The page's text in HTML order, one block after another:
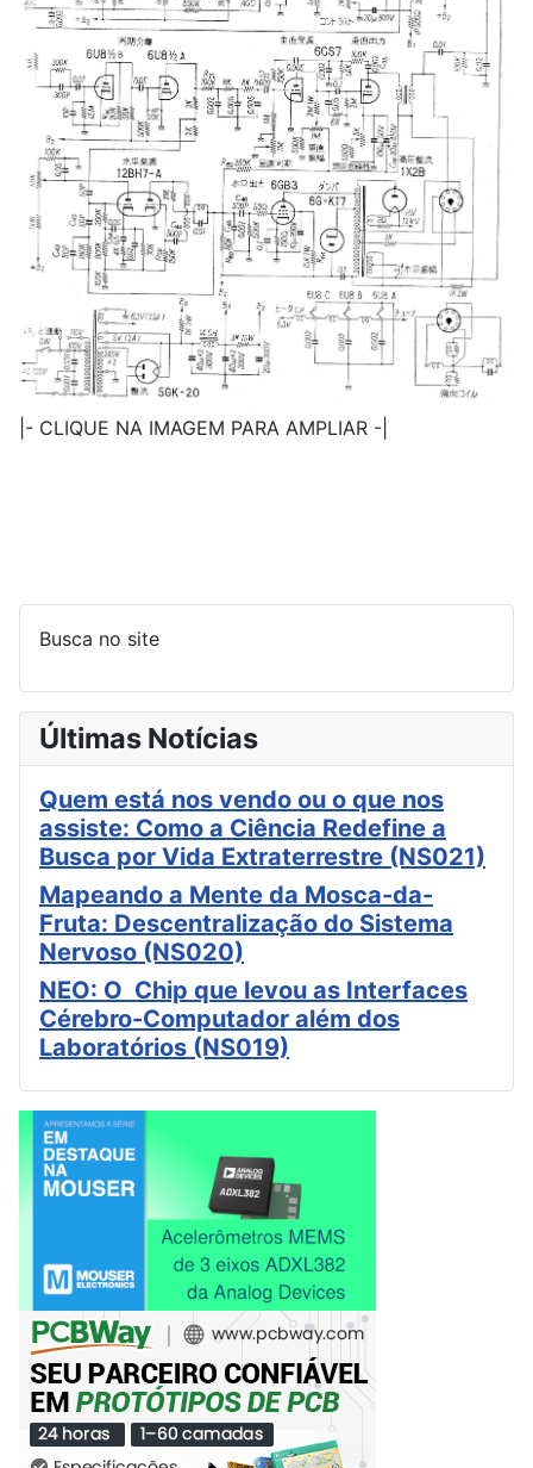
|- CLIQUE NA IMAGEM PARA AMPLIAR -|
Busca no site
Últimas Notícias
Quem está nos vendo ou o que nos
assiste: Como a Ciência Redefine a
Busca por Vida Extraterrestre (NS021)
Mapeando a Mente da Mosca-da-
Fruta: Descentralização do Sistema
Nervoso (NS020)
NEO: O Chip que levou as Interfaces
Cérebro-Computador além dos
Laboratórios (NS019)